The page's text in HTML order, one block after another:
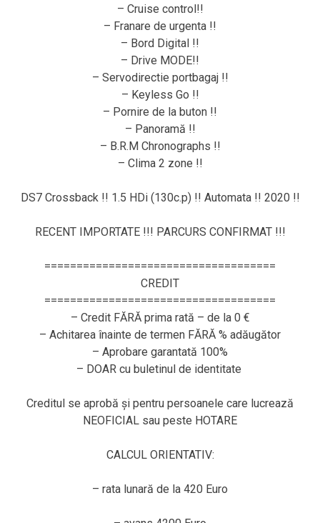
– Cruise control!!
– Franare de urgenta !!
– Bord Digital !!
– Drive MODE!!
– Servodirectie portbagaj !!
– Keyless Go !!
– Pornire de la buton !!
– Panoramă !!
– B.R.M Chronographs !!
– Clima 2 zone !!
DS7 Crossback !! 1.5 HDi (130c.p) !! Automata !! 2020 !!
RECENT IMPORTATE !!! PARCURS CONFIRMAT !!!
====================================
CREDIT
====================================
– Credit FĂRĂ prima rată – de la 0 €
– Achitarea înainte de termen FĂRĂ % adăugător
– Aprobare garantată 100%
– DOAR cu buletinul de identitate
Creditul se aprobă și pentru persoanele care lucrează
NEOFICIAL sau peste HOTARE
CALCUL ORIENTATIV:
– rata lunară de la 420 Euro